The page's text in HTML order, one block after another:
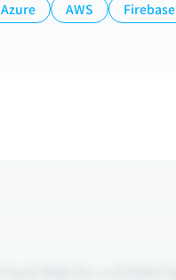
Azure AWS
Firebase